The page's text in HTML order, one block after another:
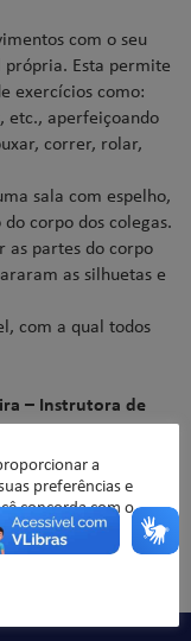
com o seu
Esta permite
exercícios como:
etc., aperfeiçoando
correr, rolar,
sala com espelho,
corpo dos colegas.
as partes do corpo
as silhuetas e
com a qual todos
– Instrutora de
a
preferências e
concorda com o